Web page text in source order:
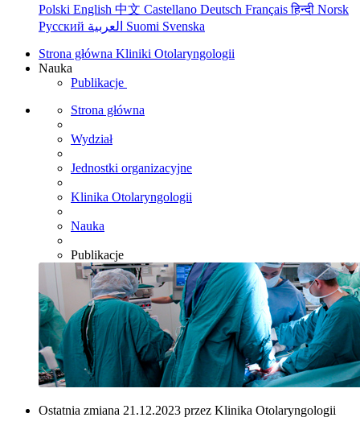
Polski English 中文 Castellano Deutsch Françaisहिन्दी Norsk
Русский
Suomi Svenska
Strona główna Kliniki Otolaryngologii
Nauka
Publikacje
Strona główna
Wydział
Jednostki organizacyjne
Klinika Otolaryngologii
Nauka
Publikacje
Ostatnia zmiana 21.12.2023 przez Klinika Otolaryngologii